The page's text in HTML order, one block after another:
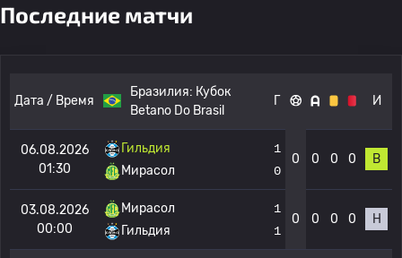
Последние матчи
Дата / Время
Бразилия: Кубок
Betano Do Brasil
Г И
06.08.2026
01:30
Гильдия
Мирасол
1
0
0 0 0 0 В
03.08.2026
00:00
Мирасол
Гильдия
1
1
0 0 0 0 Н